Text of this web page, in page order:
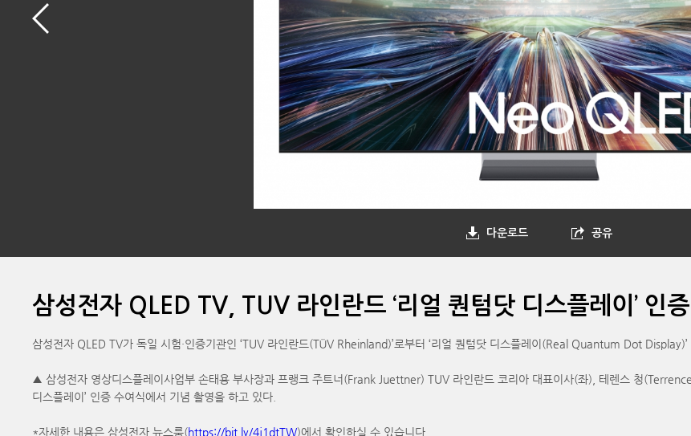
다운로드 공유
삼성전자 QLED TV, TUV 라인란드 ‘리얼 퀀텀닷 디스플레이’ 인
삼성전자 QLED TV가 독일 시험·인증기관인 ‘TUV 라인란드(TÜV Rheinland)’로부터 ‘리얼 퀀텀닷 디스플레이(Real Quantum Dot Display)’
▲ 삼성전자 영상디스플레이사업부 손태용 부사장과 프랭크 주트너(Frank Juettner) TUV 라인란드 코리아 대표이사(좌), 테렌스 청
디스플레이’ 인증 수여식에서 기념 촬영을 하고 있다.
*자세한 내용은 삼성전자 뉴스룸(https://bit.ly/4j1dtTW)에서 확인하실 수 있습니다.